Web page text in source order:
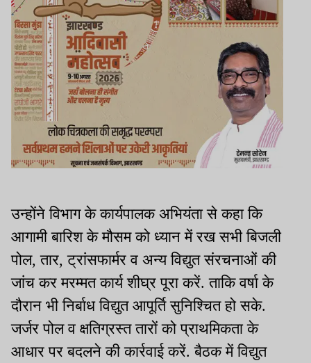
उन्होंने विभाग के कार्यपालक अभियंता से कहा कि
आगामी बारिश के मौसम को ध्यान में रख सभी बिजली
पोल, तार, ट्रांसफार्मर व अन्य विद्युत संरचनाओं की
जांच कर मरम्मत कार्य शीघ्र पूरा करें. ताकि वर्षा के
दौरान भी निर्बाध विद्युत आपूर्ति सुनिश्चित हो सके.
जर्जर पोल व क्षतिग्रस्त तारों को प्राथमिकता के
आधार पर बदलने की कार्रवाई करें. बैठक में विद्युत